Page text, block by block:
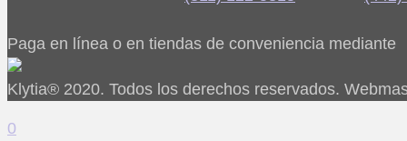
Paga en línea o en tiendas de conveniencia mediante
Klytia® 2020. Todos los derechos reservados.
0